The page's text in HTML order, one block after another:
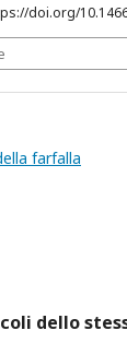
doi.org/
farfalla
dello